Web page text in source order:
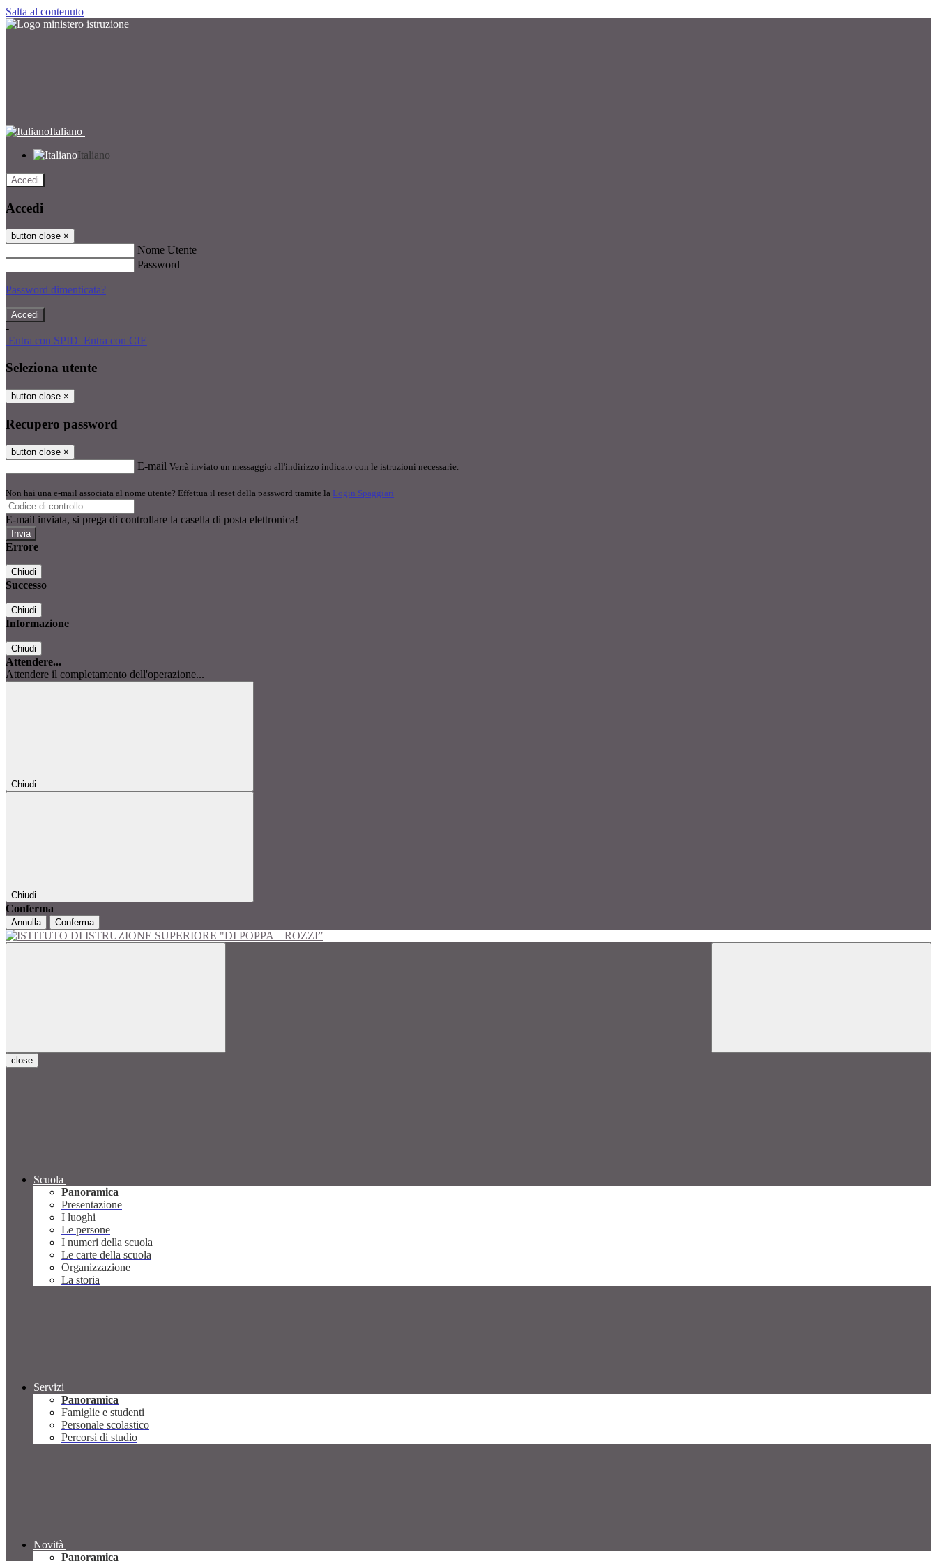
Salta al contenuto
Italiano
Italiano
Accedi
Accedi
button close ×
Nome Utente
Password
Password dimenticata?
-
Entra con SPID Entra con CIE
Seleziona utente
button close ×
Recupero password
button close ×
E-mail Verrà inviato un messaggio all'indirizzo indicato con le istruzioni necessarie.
Non hai una e-mail associata al nome utente? Effettua il reset della password tramite la Login Spaggiari
E-mail inviata, si prega di controllare la casella di posta elettronica!
Errore
Chiudi
Successo
Chiudi
Informazione
Chiudi
Attendere...
Attendere il completamento dell'operazione...
Chiudi
Chiudi
Conferma
Annulla Conferma
close
Scuola
Panoramica
Presentazione
I luoghi
Le persone
I numeri della scuola
Le carte della scuola
Organizzazione
La storia
Servizi
Panoramica
Famiglie e studenti
Personale scolastico
Percorsi di studio
Novità
Panoramica